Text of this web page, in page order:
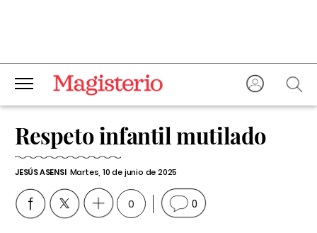
Respeto infantil mutilado
JESÚS ASENSI Martes, 10 de junio de 2025
0 0